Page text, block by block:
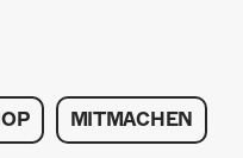
MITMACHEN